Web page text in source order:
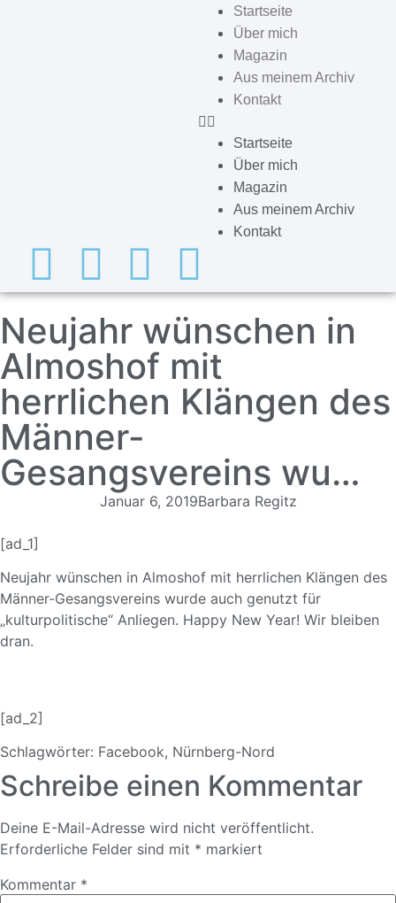
Startseite
Über mich
Magazin
Aus meinem Archiv
Kontakt
Startseite
Über mich
Magazin
Aus meinem Archiv
Kontakt
Neujahr wünschen in
Almoshof mit
herrlichen Klängen des
Männer-
Gesangsvereins wu…
Januar 6, 2019Barbara Regitz
[ad_1]
Neujahr wünschen in Almoshof mit herrlichen Klängen des
Männer-Gesangsvereins wurde auch genutzt für
„kulturpolitische“ Anliegen. Happy New Year! Wir bleiben
dran.
[ad_2]
Schlagwörter: Facebook, Nürnberg-Nord
Schreibe einen Kommentar
Deine E-Mail-Adresse wird nicht veröffentlicht.
Erforderliche Felder sind mit * markiert
Kommentar *